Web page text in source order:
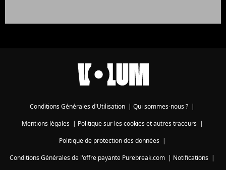
Conditions Générales d'Utilisation Qui sommes-nous ?
Mentions légales| Politique sur les cookies et autres traceurs|
Politique de protection des données|
Conditions Générales de l'offre payante Purebreak.com
Notifications